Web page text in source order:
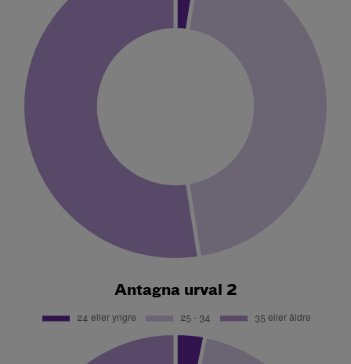
Antagna urval 2